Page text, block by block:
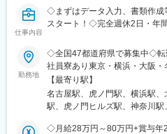
明治神宮前駅、新中野駅、水
駅、大崎広小路駅、祐天寺駅、
神明駅、大門駅(東京都)、とう
駅、祇園駅(福岡県)、上栄町駅
東口駅、中央前橋駅、さっぽ
根田駅、北鉄金沢駅、福井駅、
駅、岡山駅前駅、高知駅前駅
丁目駅、都電雑司ケ谷駅、麻
高松築港駅、東雲口駅、天神南
鹿児島中央駅、美栄橋駅
仕事内容
◇まずはデータ入力、書類作成
スタート！◇完全週休2日・年
勤務地
◇全国47都道府県で募集中◇転
社員寮あり東京・横浜・大阪・
の【希望のエリア】に配属い
直帰も可能です◎U・Iターン歓
員寮を完備
【最寄り駅】
名古屋駅、虎ノ門駅、横浜駅
駅、虎ノ門ヒルズ駅、神奈川駅
神社前駅
◇月給28万円～80万円+賞与年